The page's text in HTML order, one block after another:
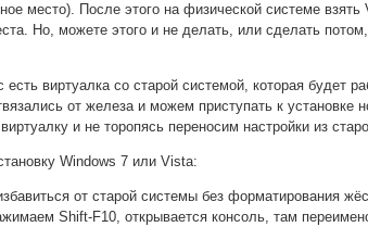
место). После этого на физической системе взять
Но, можете этого и не делать, или сделать
есть виртуалка со старой системой, которая будет
от железа и можем приступать к установке
и не торопясь переносим настройки из
Windows 7 или Vista:
от старой системы без форматирования
Shift-F10, открывается консоль, там